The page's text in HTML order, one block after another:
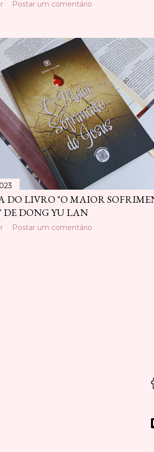
Postar um comentário
DO LIVRO "O MAIOR
DE DONG YU LAN
Postar um comentário